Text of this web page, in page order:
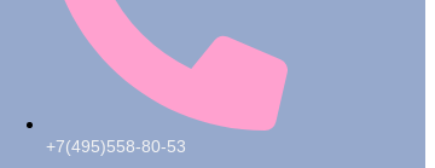
+7(495)558-80-53